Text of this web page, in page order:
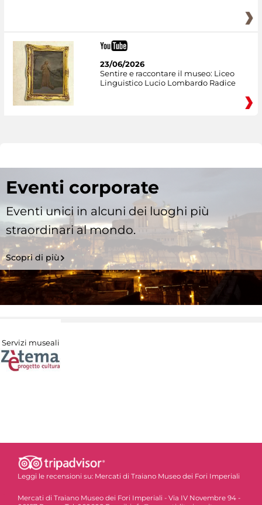
23/06/2026
Sentire e raccontare il museo: Liceo
Linguistico Lucio Lombardo Radice
Eventi corporate
Eventi unici in alcuni dei luoghi più
straordinari al mondo.
Scopri di più
Servizi museali
Leggi le recensioni su: Mercati di Traiano Museo dei Fori Imperiali
Mercati di Traiano Museo dei Fori Imperiali - Via IV Novembre 94 -